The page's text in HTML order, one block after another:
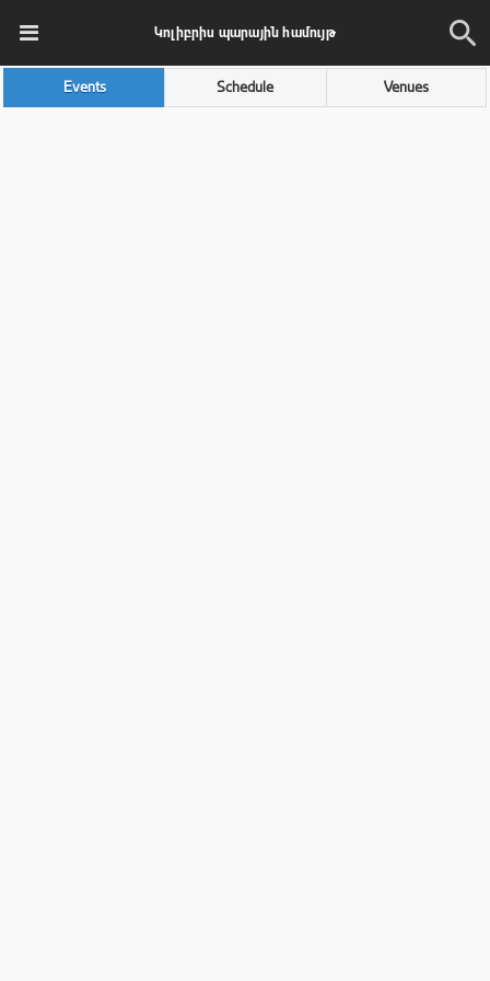
Կոլիբրիս պարային համույթ
Events Schedule Venues